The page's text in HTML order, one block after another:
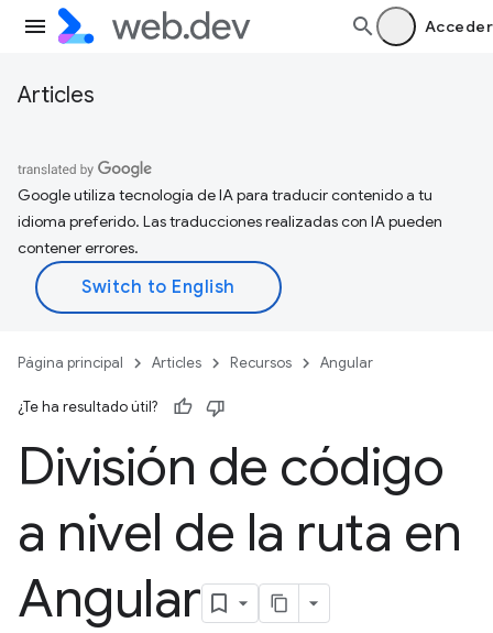
Acceder
Articles
Google utiliza tecnología de IA para traducir contenido a tu
idioma preferido. Las traducciones realizadas con IA pueden
contener errores.
Página principal Articles Recursos Angular
¿Te ha resultado útil?
División de código
a nivel de la ruta en
Angular